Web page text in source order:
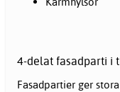
4-delat fasadparti i
Fasadpartier ger stora